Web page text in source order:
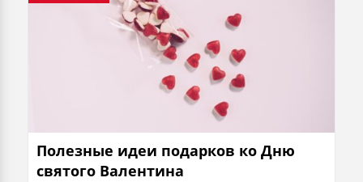
Полезные идеи подарков ко Дню
святого Валентина